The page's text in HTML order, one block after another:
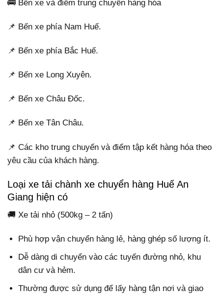
🚌 Bến xe và điểm trung chuyển hàng hóa
📌 Bến xe phía Nam Huế.
📌 Bến xe phía Bắc Huế.
📌 Bến xe Long Xuyên.
📌 Bến xe Châu Đốc.
📌 Bến xe Tân Châu.
📌 Các kho trung chuyển và điểm tập kết hàng hóa theo
yêu cầu của khách hàng.
Loại xe tải chành xe chuyển hàng Huế An
Giang hiện có
🚚 Xe tải nhỏ (500kg – 2 tấn)
Phù hợp vận chuyển hàng lẻ, hàng ghép số lượng ít.
Dễ dàng di chuyển vào các tuyến đường nhỏ, khu
dân cư và hẻm.
Thường được sử dụng để lấy hàng tận nơi và giao